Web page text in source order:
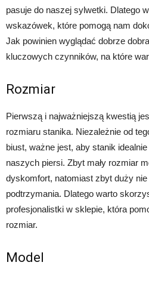
pasuje do naszej sylwetki. Dlatego
wskazówek, które pomogą nam
Jak powinien wyglądać dobrze
kluczowych czynników, na które
Rozmiar
Pierwszą i najważniejszą kwestią
rozmiaru stanika. Niezależnie od
biust, ważne jest, aby stanik
naszych piersi. Zbyt mały rozmiar
dyskomfort, natomiast zbyt duży
podtrzymania. Dlatego warto
profesjonalistki w sklepie, która
rozmiar.
Model